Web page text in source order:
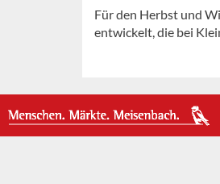
Für den Herbst und
entwickelt, die bei